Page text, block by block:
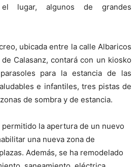
lugar, algunos de grandes
ubicada entre la calle Albaricos
Calasanz, contará con un kiosko
para la estancia de las
e infantiles, tres pistas de
de sombra y de estancia.
permitido la apertura de un nuevo
una nueva zona de
Además, se ha remodelado